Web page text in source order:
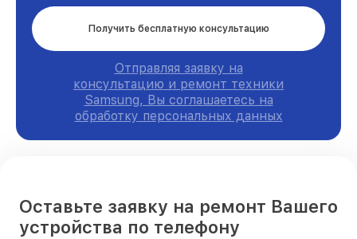
Получить бесплатную консультацию
Отправляя заявку на
консультацию и ремонт техники
Samsung, Вы соглашаетесь на
обработку персональных данных
Оставьте заявку на ремонт Вашего
устройства по телефону